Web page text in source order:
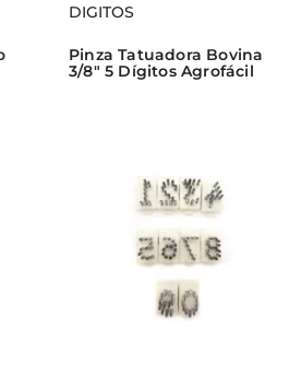
Pinza Tatuadora Bovina
3/8″ 5 Dígitos Agrofácil